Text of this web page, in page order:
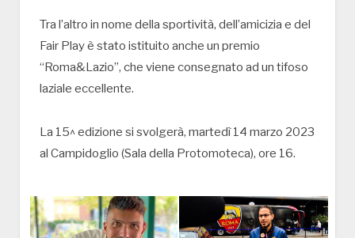
Tra l’altro in nome della sportività, dell’amicizia e del
Fair Play è stato istituito anche un premio
“Roma&Lazio”, che viene consegnato ad un tifoso
laziale eccellente.
La 15^ edizione si svolgerà, martedì 14 marzo 2023
al Campidoglio (Sala della Protomoteca), ore 16.